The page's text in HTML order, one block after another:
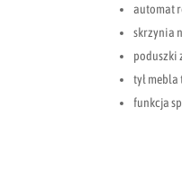
automat
skrzynia
poduszki
tył
funkcja